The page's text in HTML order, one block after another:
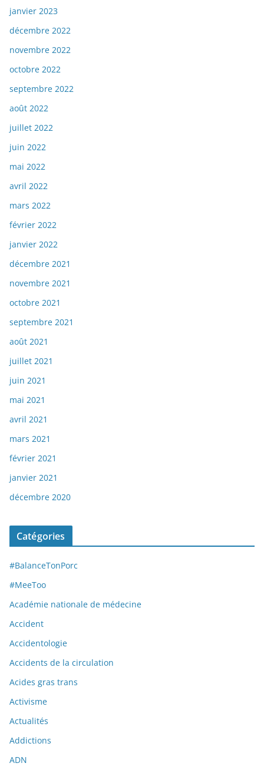
janvier 2023
décembre 2022
novembre 2022
octobre 2022
septembre 2022
août 2022
juillet 2022
juin 2022
mai 2022
avril 2022
mars 2022
février 2022
janvier 2022
décembre 2021
novembre 2021
octobre 2021
septembre 2021
août 2021
juillet 2021
juin 2021
mai 2021
avril 2021
mars 2021
février 2021
janvier 2021
décembre 2020
Catégories
#BalanceTonPorc
#MeeToo
Académie nationale de médecine
Accident
Accidentologie
Accidents de la circulation
Acides gras trans
Activisme
Actualités
Addictions
ADN